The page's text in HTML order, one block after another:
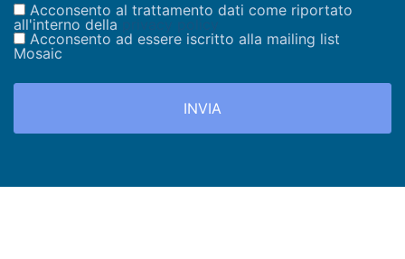
Acconsento al trattamento dati come riportato
all'interno della
Acconsento ad essere iscritto alla mailing list
Mosaic